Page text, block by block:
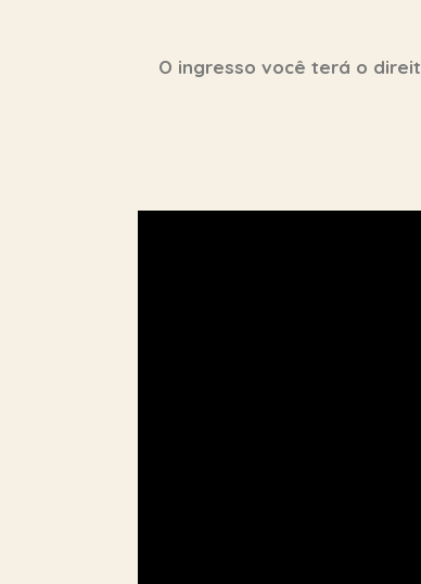
O ingresso você terá o